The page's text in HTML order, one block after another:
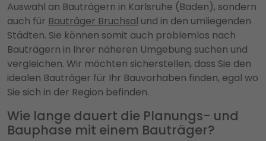
Auswahl an Bauträgern in Karlsruhe (Baden), sondern
auch für Bauträger Bruchsal und in den umliegenden
Städten. Sie können somit auch problemlos nach
Bauträgern in Ihrer näheren Umgebung suchen und
vergleichen. Wir möchten sicherstellen, dass Sie den
idealen Bauträger für Ihr Bauvorhaben finden, egal wo
Sie sich in der Region befinden.
Wie lange dauert die Planungs- und
Bauphase mit einem Bauträger?